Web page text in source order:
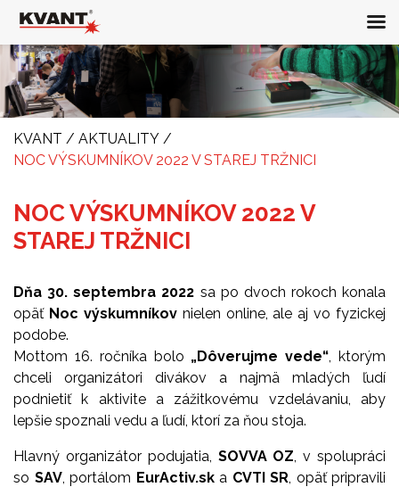
KVANT / AKTUALITY /
NOC VÝSKUMNÍKOV 2022 V STAREJ TRŽNICI
NOC VÝSKUMNÍKOV 2022 V
STAREJ TRŽNICI
Dňa 30. septembra 2022 sa po dvoch rokoch konala
opäť Noc výskumníkovnielen online, ale aj vo fyzickej
podobe.
Mottom 16. ročníka bolo „Dôverujme vede“ , ktorým
chceli organizátori divákov a najmä mladých ľudí
podnietiť k aktivite a zážitkovému vzdelávaniu, aby
lepšie spoznali vedu a ľudí, ktorí za ňou stoja.
Hlavný organizátor podujatia, SOVVA OZ , v spolupráci
so SAV, portálom EurActiv.ska CVTI SR , opäť pripravili